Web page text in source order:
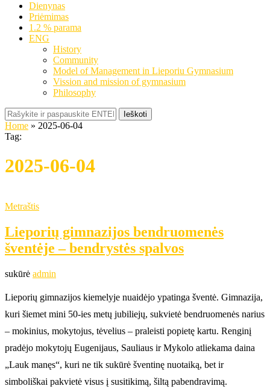
Dienynas
Priėmimas
1.2 % parama
ENG
History
Community
Model of Management in Lieporiu Gymnasium
Vission and mission of gymnasium
Philosophy
Ieškoti
Home » 2025-06-04
Tag:
2025-06-04
Metraštis
Lieporių gimnazijos bendruomenės
šventėje – bendrystės spalvos
sukūrė admin
Lieporių gimnazijos kiemelyje nuaidėjo ypatinga šventė. Gimnazija,
kuri šiemet mini 50-ies metų jubiliejų, sukvietė bendruomenės narius
– mokinius, mokytojus, tėvelius – praleisti popietę kartu. Renginį
pradėjo mokytojų Eugenijaus, Sauliaus ir Mykolo atliekama daina
„Lauk manęs“, kuri ne tik sukūrė šventinę nuotaiką, bet ir
simboliškai pakvietė visus į susitikimą, šiltą pabendravimą.